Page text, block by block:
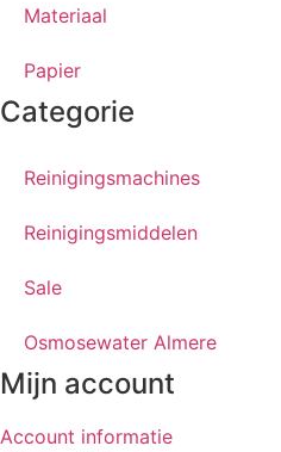
Materiaal
Papier
Categorie
Reinigingsmachines
Reinigingsmiddelen
Sale
Osmosewater Almere
Mijn account
Account informatie